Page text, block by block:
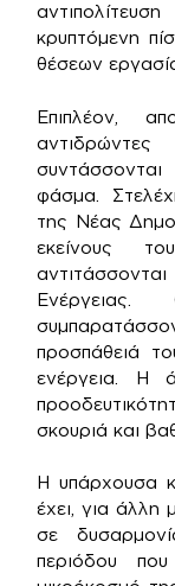
κρυπτόμενη
θέσεων
Επιπλέον,
φάσμα.
της Νέας
εκείνους
προσπάθειά
ενέργεια. Η
σκουριά και
Η υπάρχουσα
έχει, για άλλη
σε
περιόδου